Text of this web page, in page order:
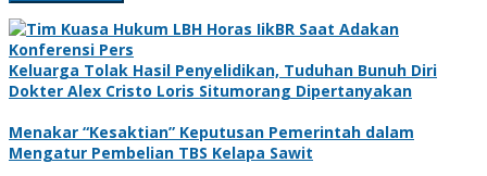
Keluarga Tolak Hasil Penyelidikan, Tuduhan Bunuh Diri
Dokter Alex Cristo Loris Situmorang Dipertanyakan
Menakar “Kesaktian” Keputusan Pemerintah dalam
Mengatur Pembelian TBS Kelapa Sawit